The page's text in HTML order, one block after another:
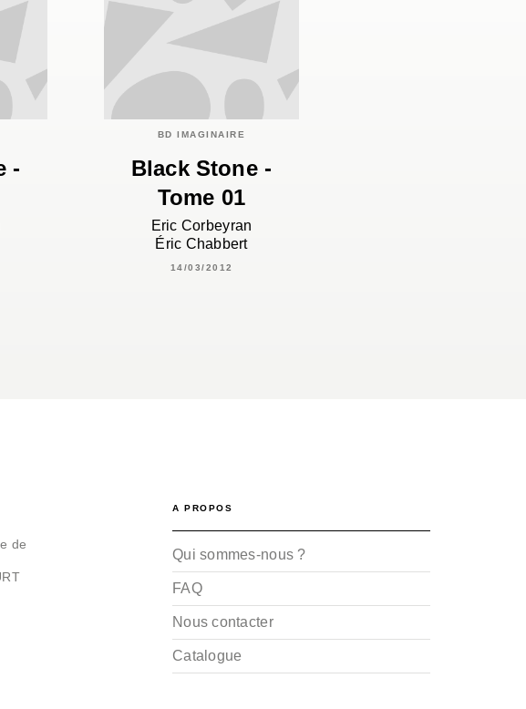
-
BD IMAGINAIRE
Black Stone -
Tome 01
Eric Corbeyran
Éric Chabbert
14/03/2012
de
A PROPOS
Qui sommes-nous ?
FAQ
Nous contacter
Catalogue